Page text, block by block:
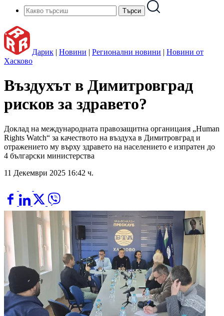
Дарик | Новини | Регионални новини | Новини от
Хасково
Въздухът в Димитровград
рисков за здравето?
Доклад на международната правозащитна органицаия „Human
Rights Watch“ за качеството на въздуха в Димитровград и
отражението му върху здравето на населението е изпратен до
4 български министерства
11 Декември 2025 16:42 ч.